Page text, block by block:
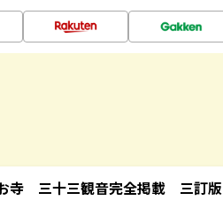
寺 三十三観音完全掲載 三訂版